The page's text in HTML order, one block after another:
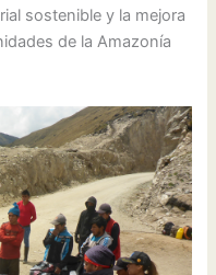
sostenible y la mejora
de la Amazonía